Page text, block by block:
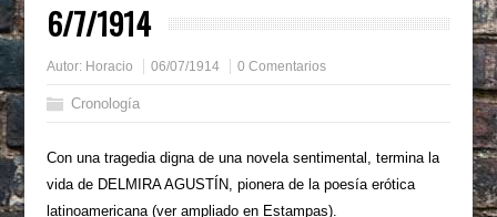
6/7/1914
Autor: Horacio 06/07/1914 0 Comentarios
Cronología
Con una tragedia digna de una novela sentimental, termina la
vida de DELMIRA AGUSTÍN, pionera de la poesía erótica
latinoamericana (ver ampliado en Estampas).